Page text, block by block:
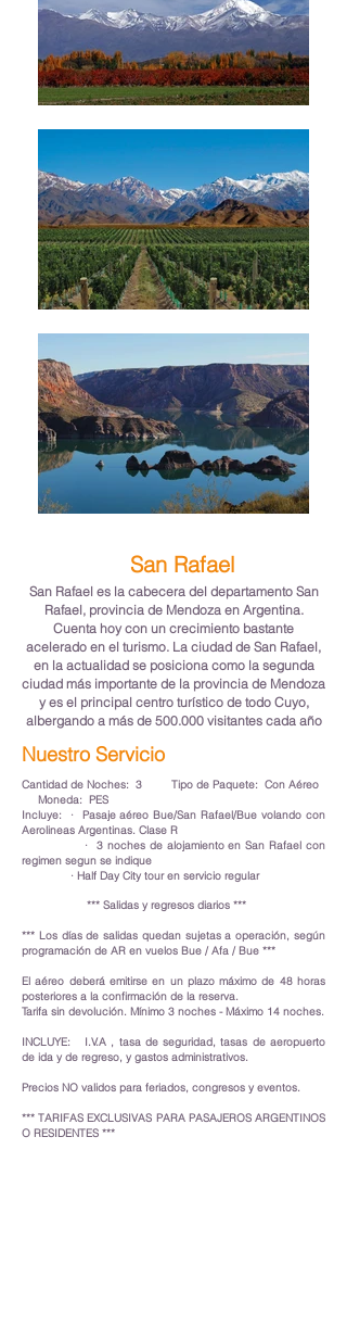
San Rafael
San Rafael es la cabecera del departamento San
Rafael, provincia de Mendoza en Argentina.
Cuenta hoy con un crecimiento bastante
acelerado en el turismo. La ciudad de San Rafael,
en la actualidad se posiciona como la segunda
ciudad más importante de la provincia de Mendoza
y es el principal centro turístico de todo Cuyo,
albergando a más de 500.000 visitantes cada año
Nuestro Servicio
Cantidad de Noches: 3 Tipo de Paquete: Con Aéreo
Moneda: PES
Incluye: · Pasaje aéreo Bue/San Rafael/Bue volando con
Aerolineas Argentinas. Clase R
· 3 noches de alojamiento en San Rafael con
regimen segun se indique
· Half Day City tour en servicio regular
*** Salidas y regresos diarios ***
*** Los días de salidas quedan sujetas a operación, según
programación de AR en vuelos Bue / Afa / Bue ***
El aéreo deberá emitirse en un plazo máximo de 48 horas
posteriores a la confirmación de la reserva.
Tarifa sin devolución. Mínimo 3 noches - Máximo 14 noches.
INCLUYE: I.V.A , tasa de seguridad, tasas de aeropuerto
de ida y de regreso, y gastos administrativos.
Precios NO validos para feriados, congresos y eventos.
*** TARIFAS EXCLUSIVAS PARA PASAJEROS ARGENTINOS
O RESIDENTES ***